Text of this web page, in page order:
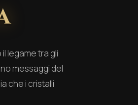
legame tra gli
messaggi del
che i cristalli